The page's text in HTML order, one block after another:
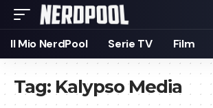
Il Mio NerdPool Serie TV Film
Tag: Kalypso Media